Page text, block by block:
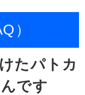
）
たパトカ
です